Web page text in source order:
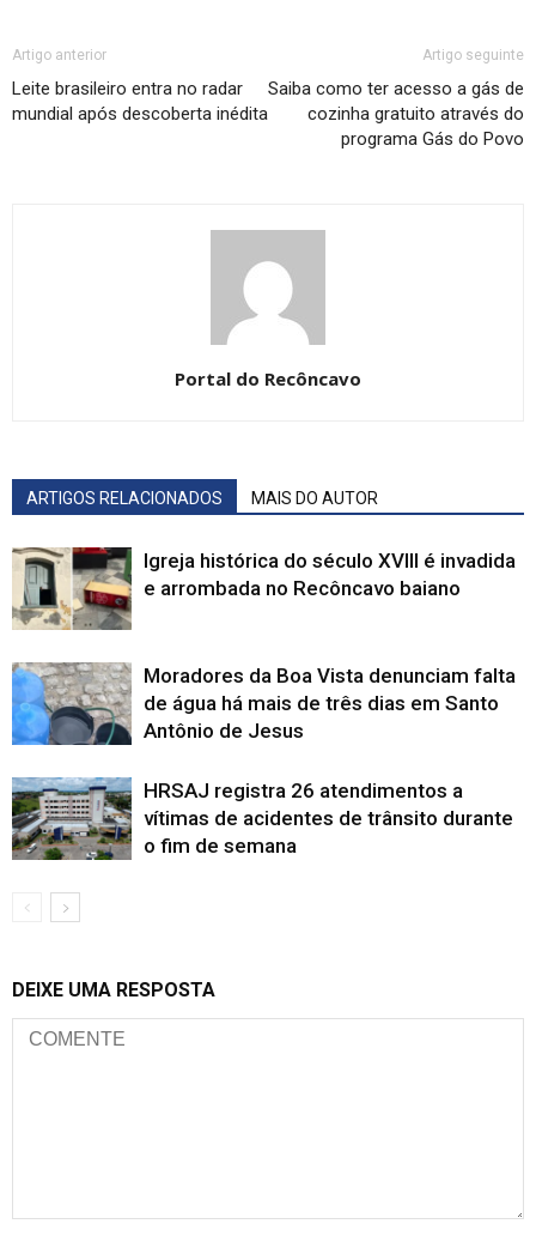
Artigo anterior
Leite brasileiro entra no radar
mundial após descoberta inédita
Artigo seguinte
Saiba como ter acesso a gás de
cozinha gratuito através do
programa Gás do Povo
Portal do Recôncavo
ARTIGOS RELACIONADOS MAIS DO AUTOR
Igreja histórica do século XVIII é invadida
e arrombada no Recôncavo baiano
Moradores da Boa Vista denunciam falta
de água há mais de três dias em Santo
Antônio de Jesus
HRSAJ registra 26 atendimentos a
vítimas de acidentes de trânsito durante
o fim de semana
DEIXE UMA RESPOSTA